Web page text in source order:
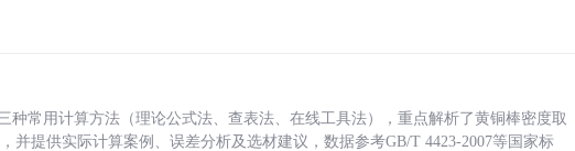
种常用计算方法（理论公式法、查表法、在线工具法），重点解析了黄铜棒密度取
并提供实际计算案例、误差分析及选材建议，数据参考GB/T 4423-2007等国家标